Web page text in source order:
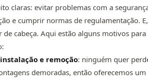
claras: evitar problemas com a
e cumprir normas de regulamentação.
de cabeça. Aqui estão alguns motivos para
e remoção: ninguém quer
demoradas, então oferecemos um